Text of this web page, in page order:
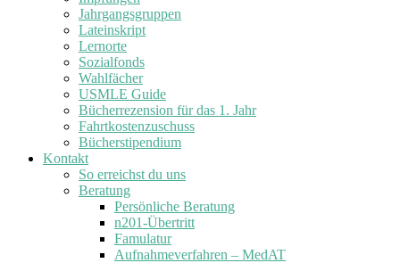
Jahrgangsgruppen
Lateinskript
Lernorte
Sozialfonds
Wahlfächer
USMLE Guide
Bücherrezension für das 1. Jahr
Fahrtkostenzuschuss
Bücherstipendium
Kontakt
So erreichst du uns
Beratung
Persönliche Beratung
n201-Übertritt
Famulatur
Aufnahmeverfahren – MedAT